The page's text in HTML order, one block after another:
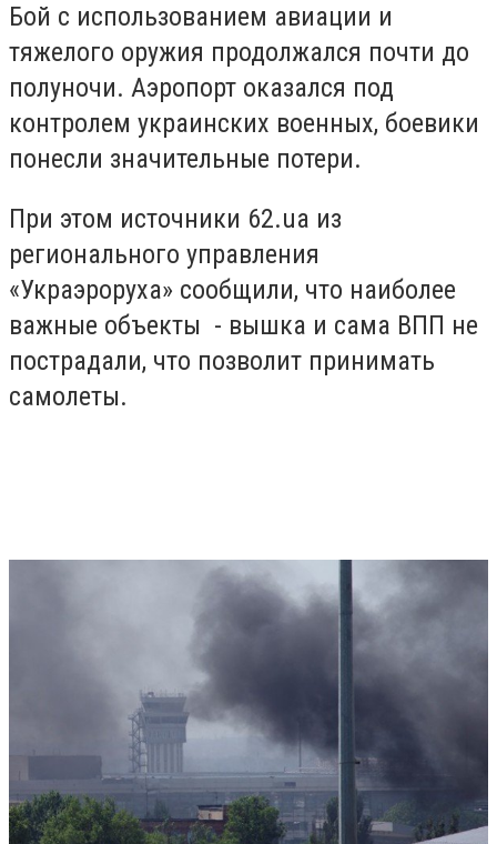
Бой с использованием авиации и
тяжелого оружия продолжался почти до
полуночи. Аэропорт оказался под
контролем украинских военных, боевики
понесли значительные потери.
При этом источники 62.ua из
регионального управления
«Украэроруха» сообщили, что наиболее
важные объекты - вышка и сама ВПП не
пострадали, что позволит принимать
самолеты.